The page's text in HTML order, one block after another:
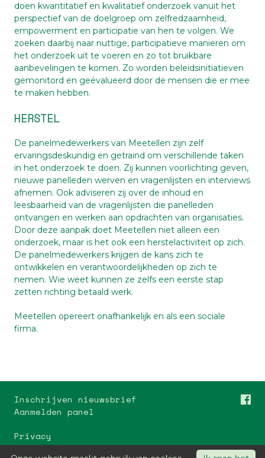
doen kwantitatief en kwalitatief onderzoek vanuit het
perspectief van de doelgroep om zelfredzaamheid,
empowerment en participatie van hen te volgen. We
zoeken daarbij naar nuttige, participatieve manieren om
het onderzoek uit te voeren en zo tot bruikbare
aanbevelingen te komen. Zo worden beleidsinitiatieven
gemonitord en geëvalueerd door de mensen die er mee
te maken hebben.
HERSTEL
De panelmedewerkers van Meetellen zijn zelf
ervaringsdeskundig en getraind om verschillende taken
in het onderzoek te doen. Zij kunnen voorlichting geven,
nieuwe panelleden werven en vragenlijsten en interviews
afnemen. Ook adviseren zij over de inhoud en
leesbaarheid van de vragenlijsten die panelleden
ontvangen en werken aan opdrachten van organisaties.
Door deze aanpak doet Meetellen niet alleen een
onderzoek, maar is het ook een herstelactiviteit op zich.
De panelmedewerkers krijgen de kans zich te
ontwikkelen en verantwoordelijkheden op zich te
nemen. Wie weet kunnen ze zelfs een eerste stap
zetten richting betaald werk.
Meetellen opereert onafhankelijk en als een sociale
firma.
Inschrijven nieuwsbrief
Aanmelden panel
Privacy
Meetellen Amsterdam